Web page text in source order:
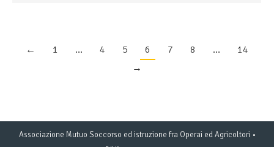
← 1 … 4 5 6 7 8 …
14
→
Associazione Mutuo Soccorso ed istruzione fra Operai ed Agricoltori •